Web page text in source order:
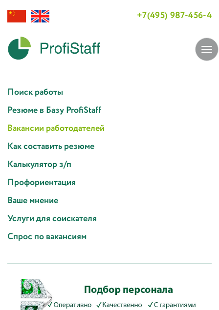
+7(495) 987-456-4
Поиск работы
Резюме в Базу ProfiStaff
Вакансии работодателей
Как составить резюме
Калькулятор з/п
Профориентация
Ваше мнение
Услуги для соискателя
Спрос по вакансиям